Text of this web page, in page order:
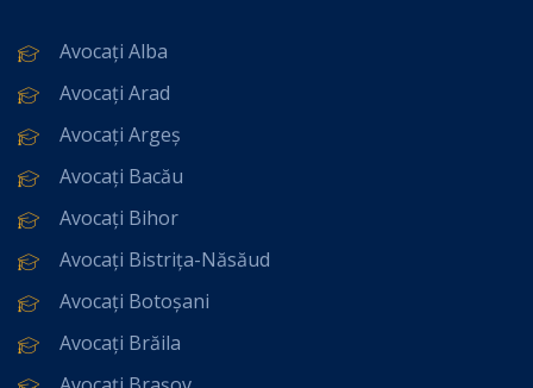
Avocați Alba
Avocați Arad
Avocați Argeș
Avocați Bacău
Avocați Bihor
Avocați Bistrița-Năsăud
Avocați Botoșani
Avocați Brăila